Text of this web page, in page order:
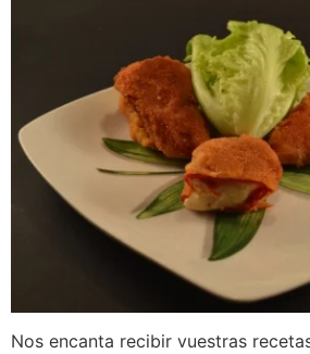
Nos encanta recibir vuestras